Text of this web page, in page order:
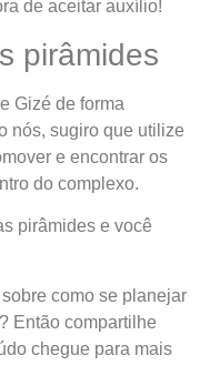
de aceitar auxílio!
pirâmides
Gizé de forma
nós, sugiro que utilize
e encontrar os
do complexo.
pirâmides e você
como se planejar
Então compartilhe
chegue para mais